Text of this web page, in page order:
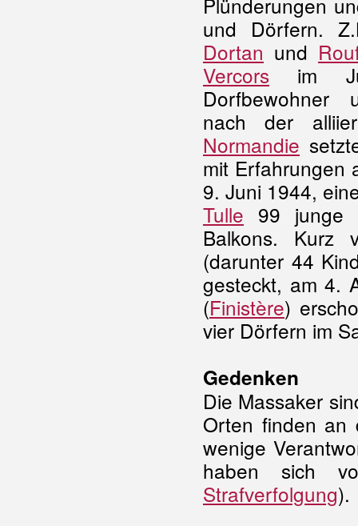
und Dörfern.
Dortan und
Vercors im
Dorfbewohner
nach der
Normandie
mit Erfahrungen
9. Juni 1944,
Tulle 99 junge
Balkons. Kurz
(darunter 44
gesteckt, am 4.
(Finistère)
vier Dörfern im
Gedenken
Die Massaker
Orten finden an
wenige
haben sich
Strafverfolgung).